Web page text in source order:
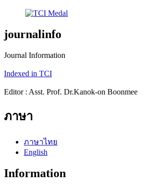
journalinfo
Journal Information
Indexed in TCI
Editor : Asst. Prof. Dr.Kanok-on Boonmee
ภาษา
ภาษาไทย
English
Information